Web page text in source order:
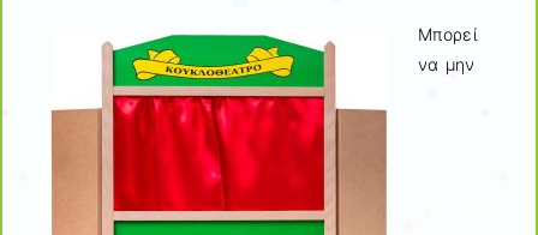
Μπορεί
να μην